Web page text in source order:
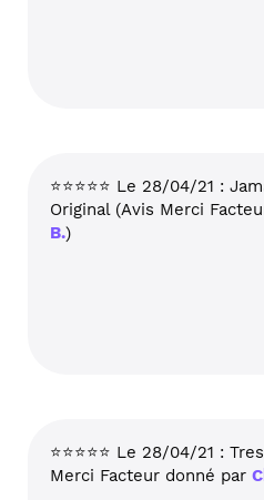
⭐⭐⭐⭐⭐ Le 28/04/21 :
Original (Avis Merci
B.)
⭐⭐⭐⭐⭐ Le 28/04/21 :
Merci Facteur donné par